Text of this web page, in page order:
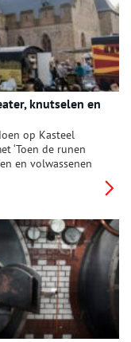
knutselen en
op Kasteel
‘Toen de runen
en volwassenen
met het altijd